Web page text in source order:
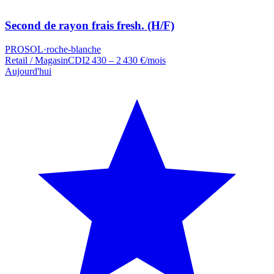
Second de rayon frais fresh. (H/F)
PROSOL·roche-blanche
Retail / MagasinCDI2 430 – 2 430 €/mois
Aujourd'hui